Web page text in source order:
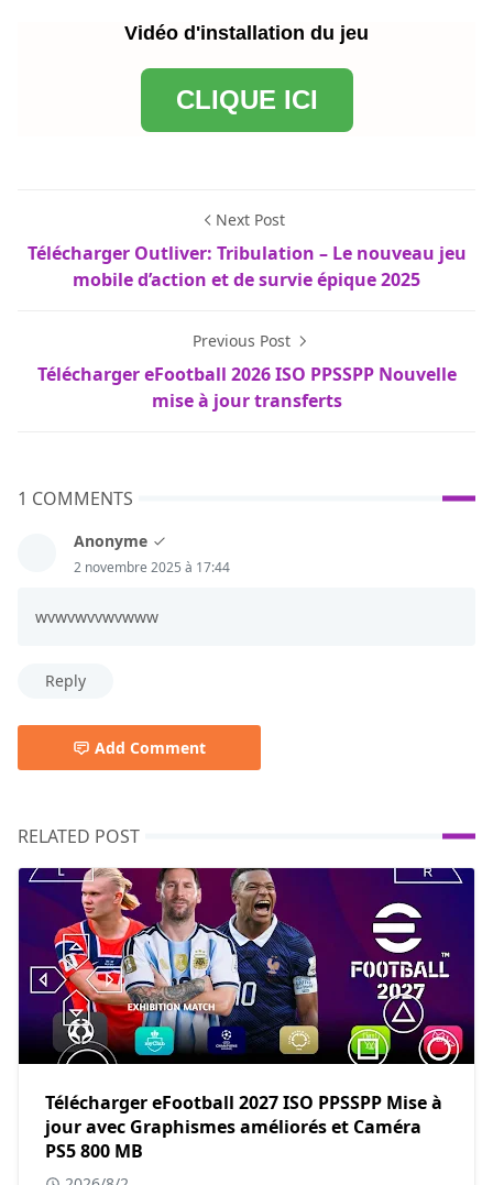
Vidéo d'installation du jeu
CLIQUE ICI
Next Post
Télécharger Outliver: Tribulation – Le nouveau jeu
mobile d’action et de survie épique 2025
Previous Post
Télécharger eFootball 2026 ISO PPSSPP Nouvelle
mise à jour transferts
1 COMMENTS
Anonyme
2 novembre 2025 à 17:44
wvwvwvvwvwww
Reply
Add Comment
RELATED POST
Télécharger eFootball 2027 ISO PPSSPP Mise à
jour avec Graphismes améliorés et Caméra
PS5 800 MB